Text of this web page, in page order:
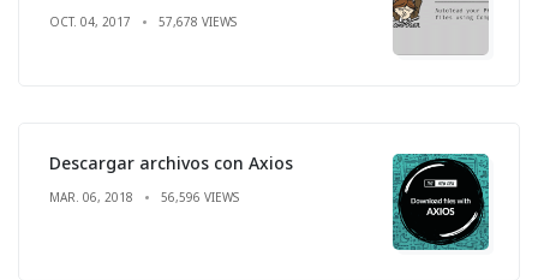
OCT. 04, 2017 57,678 VIEWS
Descargar archivos con Axios
MAR. 06, 2018 56,596 VIEWS